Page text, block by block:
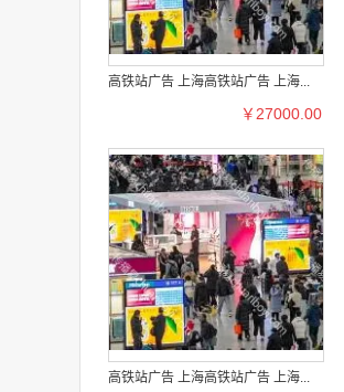
高铁站广告 上海高铁站广告 上海...
￥27000.00
高铁站广告 上海高铁站广告 上海...